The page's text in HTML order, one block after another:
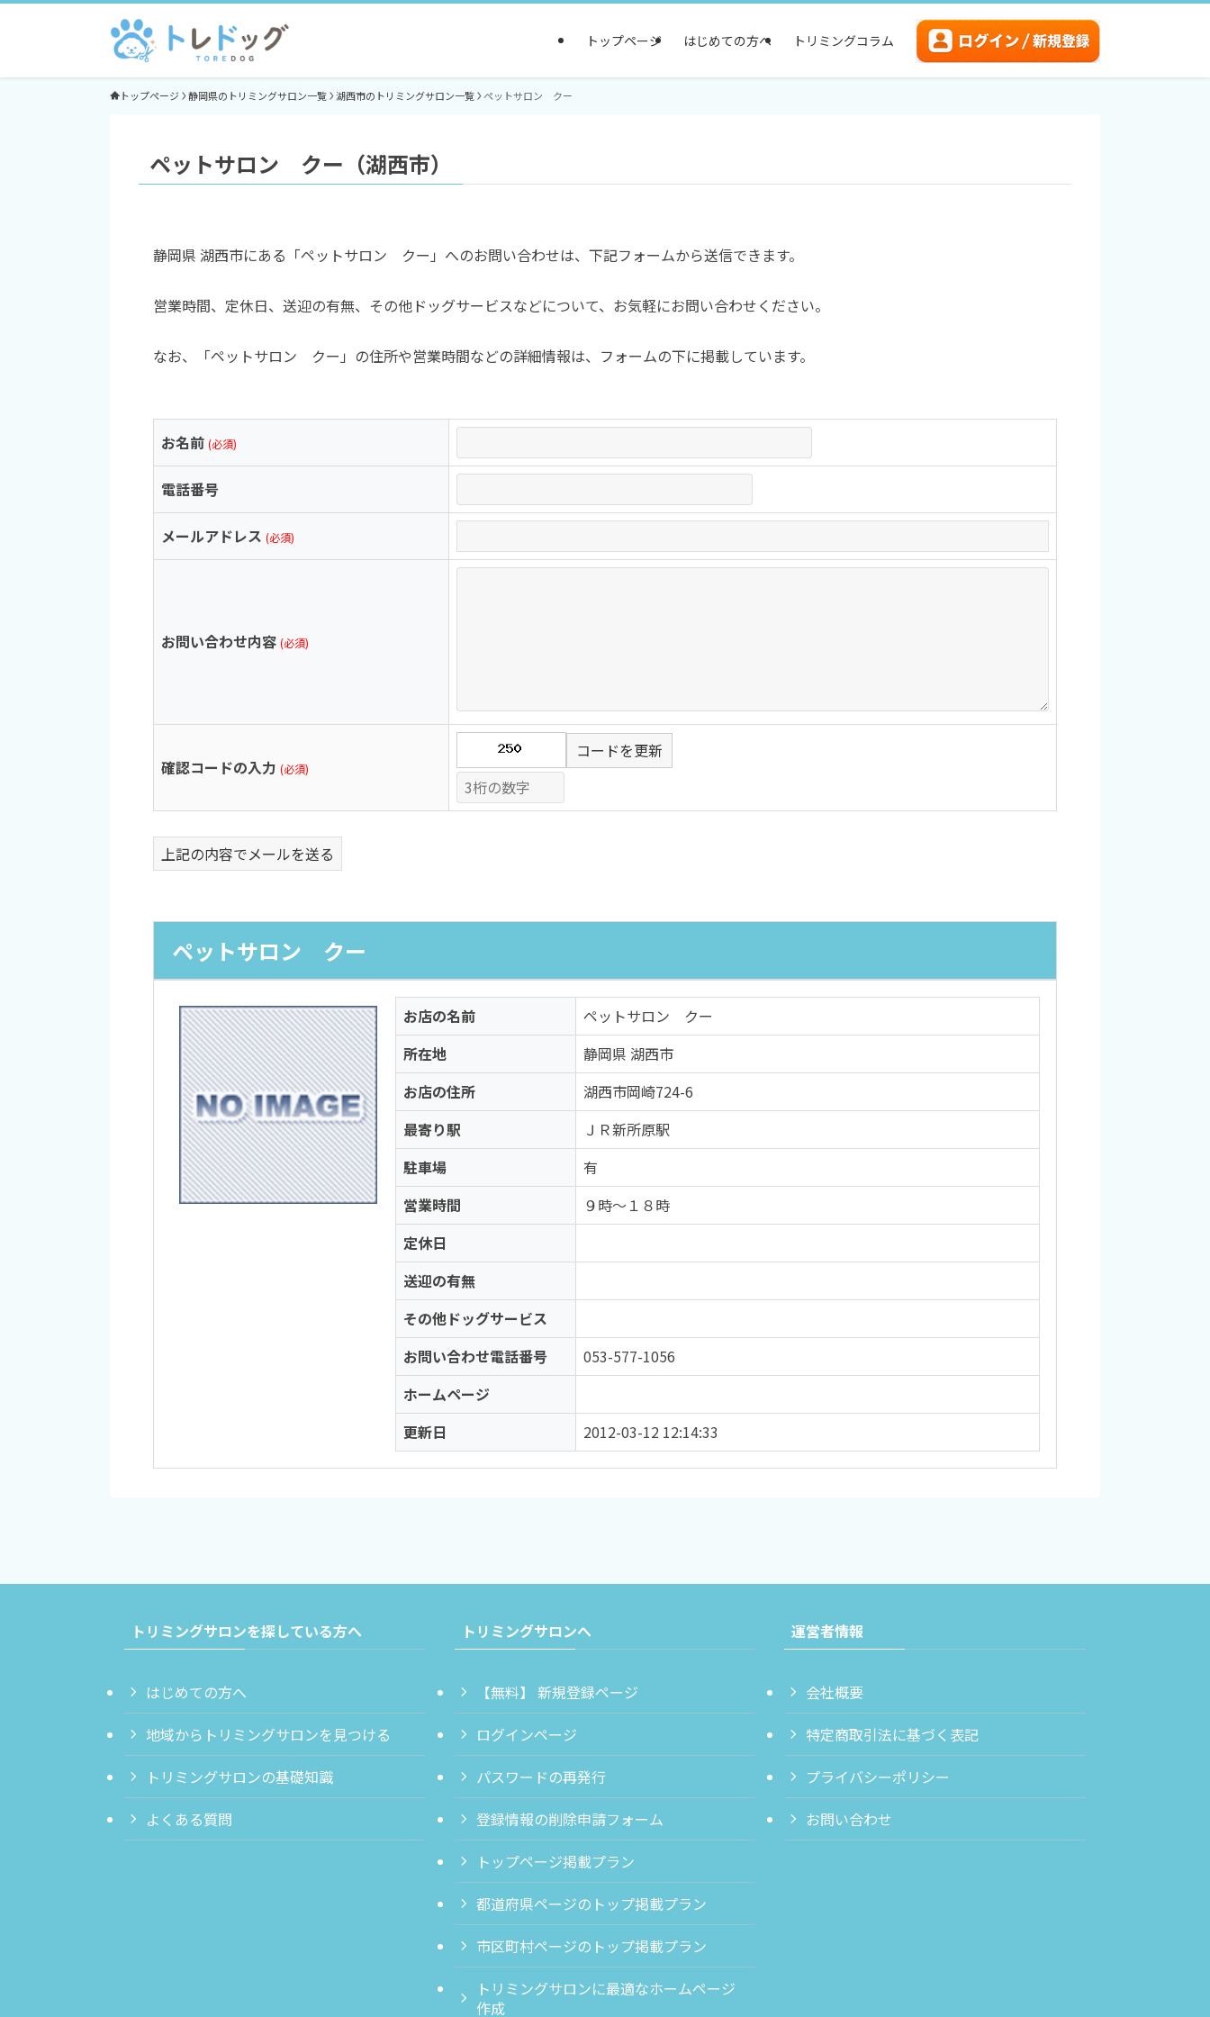
トップページ はじめての方へ トリミングコラム
トップページ 静岡県のトリミングサロン一覧 湖西市のトリミングサロン一覧 ペットサロン クー
ペットサロン クー（湖西市）
静岡県 湖西市にある「ペットサロン クー」へのお問い合わせは、下記フォームから送信できます。
営業時間、定休日、送迎の有無、その他ドッグサービスなどについて、お気軽にお問い合わせください。
なお、「ペットサロン クー」の住所や営業時間などの詳細情報は、フォームの下に掲載しています。
お名前 (必須)
電話番号
メールアドレス (必須)
お問い合わせ内容 (必須)
確認コードの入力 (必須)
コードを更新
上記の内容でメールを送る
ペットサロン クー
お店の名前
ペットサロン クー
所在地
静岡県 湖西市
お店の住所
湖西市岡崎724-6
最寄り駅
ＪＲ新所原駅
駐車場
有
営業時間
９時～１８時
定休日
送迎の有無
その他ドッグサービス
お問い合わせ電話番号
053-577-1056
ホームページ
更新日
2012-03-12 12:14:33
トリミングサロンを探している方へ
はじめての方へ
地域からトリミングサロンを見つける
トリミングサロンの基礎知識
よくある質問
トリミングサロンへ
【無料】 新規登録ページ
ログインページ
パスワードの再発行
登録情報の削除申請フォーム
トップページ掲載プラン
都道府県ページのトップ掲載プラン
市区町村ページのトップ掲載プラン
トリミングサロンに最適なホームページ
作成
運営者情報
会社概要
特定商取引法に基づく表記
プライバシーポリシー
お問い合わせ